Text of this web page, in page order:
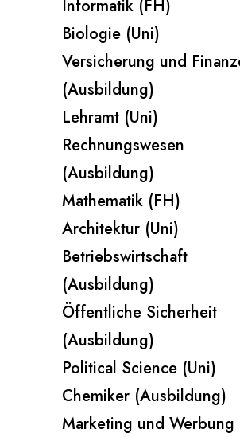
Informatik (FH)
Biologie (Uni)
Versicherung und
(Ausbildung)
Lehramt (Uni)
Rechnungswesen
(Ausbildung)
Mathematik (FH)
Architektur (Uni)
Betriebswirtschaft
(Ausbildung)
Öffentliche Sicherheit
(Ausbildung)
Political Science (Uni)
Chemiker (Ausbildung)
Marketing und Werbung